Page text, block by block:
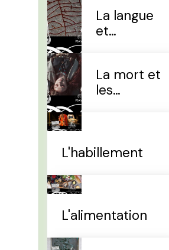
La langue
et
La mort et
les
L'habillement
L'alimentation